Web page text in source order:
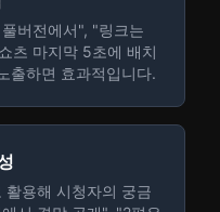
버전에서", "링크는
츠 마지막 5초에 배치
출하면 효과적입니다.
활용해 시청자의 궁금